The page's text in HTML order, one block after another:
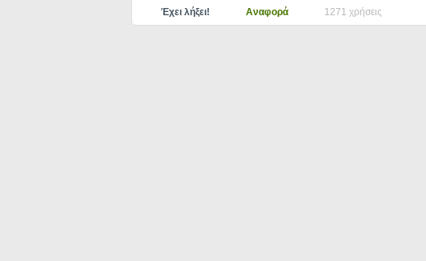
Έχει λήξει! Αναφορά 1271 χρήσεις